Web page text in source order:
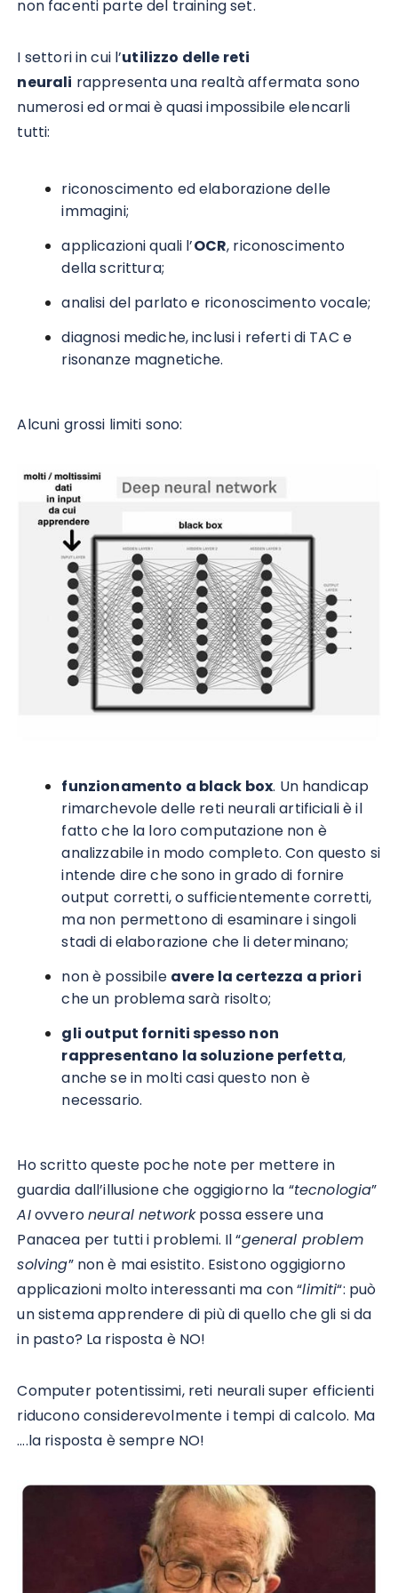
non facenti parte del training set.
I settori in cui l’utilizzo delle reti
neurali rappresenta una realtà affermata sono
numerosi ed ormai è quasi impossibile elencarli
tutti:
riconoscimento ed elaborazione delle
immagini;
applicazioni quali l’OCR, riconoscimento
della scrittura;
analisi del parlato e riconoscimento vocale;
diagnosi mediche, inclusi i referti di TAC e
risonanze magnetiche.
Alcuni grossi limiti sono:
funzionamento a black box. Un handicap
rimarchevole delle reti neurali artificiali è il
fatto che la loro computazione non è
analizzabile in modo completo. Con questo si
intende dire che sono in grado di fornire
output corretti, o sufficientemente corretti,
ma non permettono di esaminare i singoli
stadi di elaborazione che li determinano;
non è possibile avere la certezza a priori
che un problema sarà risolto;
gli output forniti spesso non
rappresentano la soluzione perfetta,
anche se in molti casi questo non è
necessario.
Ho scritto queste poche note per mettere in
guardia dall’illusione che oggigiorno la “tecnologia”
AIovveroneural networkpossa essere una
Panacea per tutti i problemi. Il “general problem
solving” non è mai esistito. Esistono oggigiorno
applicazioni molto interessanti ma con “limiti“: può
un sistema apprendere di più di quello che gli si da
in pasto? La risposta è NO!
Computer potentissimi, reti neurali super efficienti
riducono considerevolmente i tempi di calcolo. Ma
….la risposta è sempre NO!